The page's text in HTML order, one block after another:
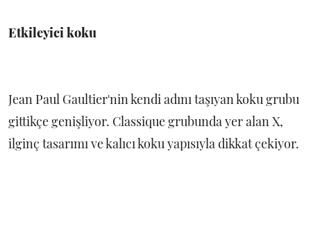
Etkileyici koku
Jean Paul Gaultier'nin kendi adını taşıyan koku grubu
gittikçe genişliyor. Classique grubunda yer alan X,
ilginç tasarımı ve kalıcı koku yapısıyla dikkat çekiyor.